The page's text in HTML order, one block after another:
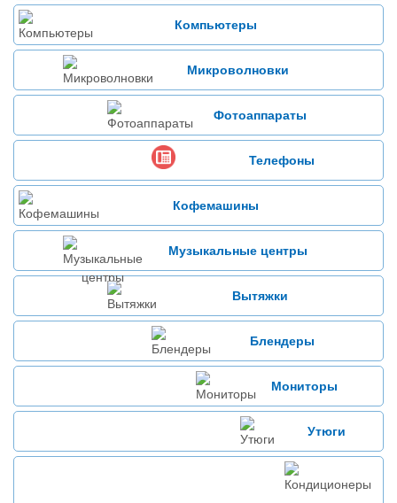
Компьютеры
Микроволновки
Фотоаппараты
Телефоны
Кофемашины
Музыкальные центры
Вытяжки
Блендеры
Мониторы
Утюги